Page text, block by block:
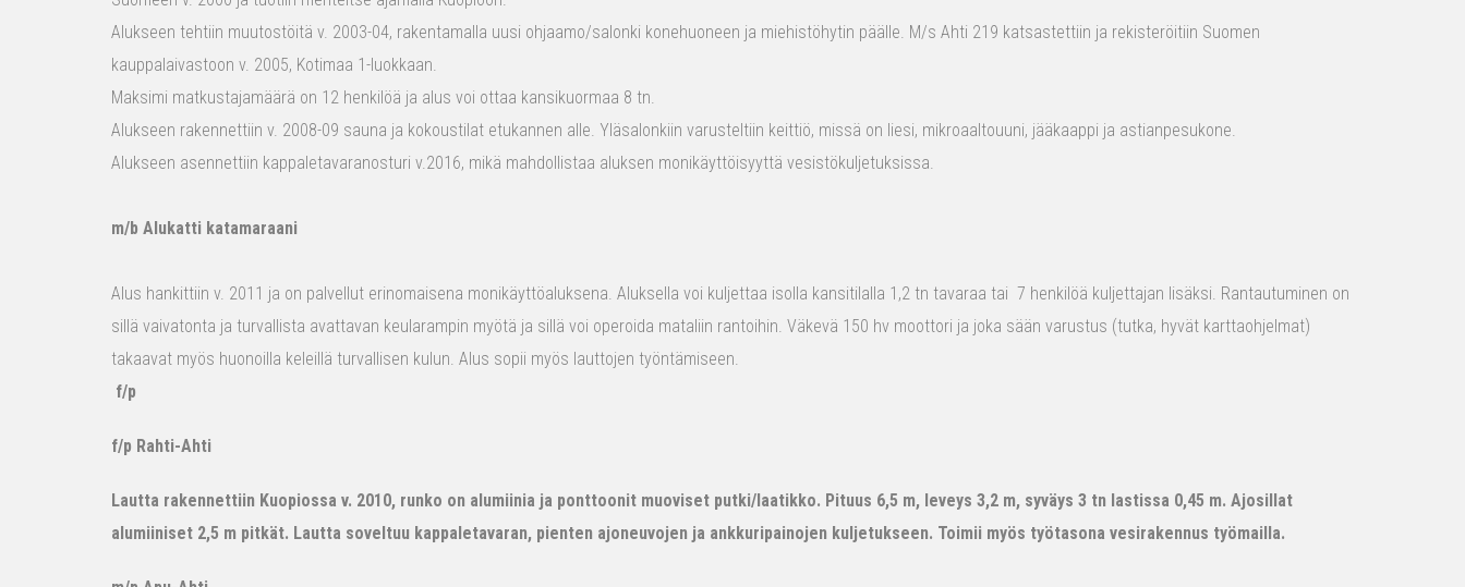
Alukseen tehtiin muutostöitä v. 2003-04, rakentamalla uusi ohjaamo/salonki konehuoneen ja miehistöhytin päälle. M/s Ahti 219 katsastettiin ja rekisteröitiin Suomen
kauppalaivastoon v. 2005, Kotimaa 1-luokkaan.
Maksimi matkustajamäärä on 12 henkilöä ja alus voi ottaa kansikuormaa 8 tn.
Alukseen rakennettiin v. 2008-09 sauna ja kokoustilat etukannen alle. Yläsalonkiin varusteltiin keittiö, missä on liesi, mikroaaltouuni, jääkaappi ja astianpesukone.
Alukseen asennettiin kappaletavaranosturi v.2016, mikä mahdollistaa aluksen monikäyttöisyyttä vesistökuljetuksissa.
m/b Alukatti katamaraani
Alus hankittiin v. 2011 ja on palvellut erinomaisena monikäyttöaluksena. Aluksella voi kuljettaa isolla kansitilalla 1,2 tn tavaraa tai 7 henkilöä kuljettajan lisäksi. Rantautuminen on
sillä vaivatonta ja turvallista avattavan keularampin myötä ja sillä voi operoida mataliin rantoihin. Väkevä 150 hv moottori ja joka sään varustus (tutka, hyvät karttaohjelmat)
takaavat myös huonoilla keleillä turvallisen kulun. Alus sopii myös lauttojen työntämiseen.
f/p
f/p Rahti-Ahti
Lautta rakennettiin Kuopiossa v. 2010, runko on alumiinia ja ponttoonit muoviset putki/laatikko. Pituus 6,5 m, leveys 3,2 m, syväys 3 tn lastissa 0,45 m. Ajosillat
alumiiniset 2,5 m pitkät. Lautta soveltuu kappaletavaran, pienten ajoneuvojen ja ankkuripainojen kuljetukseen. Toimii myös työtasona vesirakennus työmailla.